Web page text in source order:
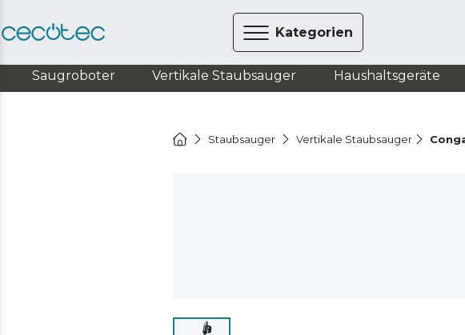
Kategorien
Saugroboter Vertikale Staubsauger Haushaltsgeräte
Staubsauger Vertikale Staubsauger